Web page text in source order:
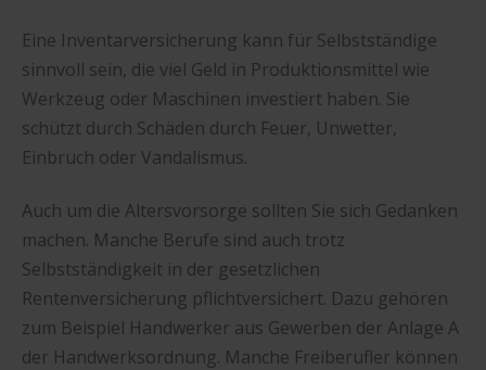
Eine Inventarversicherung kann für Selbstständige
sinnvoll sein, die viel Geld in Produktionsmittel wie
Werkzeug oder Maschinen investiert haben. Sie
schützt durch Schäden durch Feuer, Unwetter,
Einbruch oder Vandalismus.
Auch um die Altersvorsorge sollten Sie sich Gedanken
machen. Manche Berufe sind auch trotz
Selbstständigkeit in der gesetzlichen
Rentenversicherung pflichtversichert. Dazu gehören
zum Beispiel Handwerker aus Gewerben der Anlage A
der Handwerksordnung. Manche Freiberufler können